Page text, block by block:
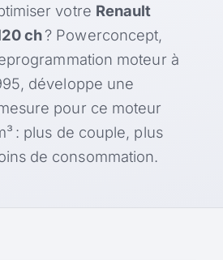
votre Renault
ch? Powerconcept,
moteur à
développe une
pour ce moteur
: plus de couple, plus
de consommation.